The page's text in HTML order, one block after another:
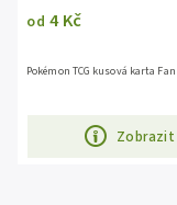
od 4 Kč
Zobrazit
Pokémon TCG kusová karta